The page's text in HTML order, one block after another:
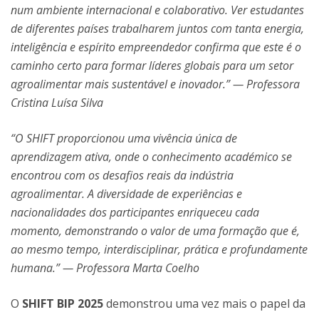
num ambiente internacional e colaborativo. Ver estudantes
de diferentes países trabalharem juntos com tanta energia,
inteligência e espírito empreendedor confirma que este é o
caminho certo para formar líderes globais para um setor
agroalimentar mais sustentável e inovador.” — Professora
Cristina Luísa Silva
“O SHIFT proporcionou uma vivência única de
aprendizagem ativa, onde o conhecimento académico se
encontrou com os desafios reais da indústria
agroalimentar. A diversidade de experiências e
nacionalidades dos participantes enriqueceu cada
momento, demonstrando o valor de uma formação que é,
ao mesmo tempo, interdisciplinar, prática e profundamente
humana.” — Professora Marta Coelho
O SHIFT BIP 2025demonstrou uma vez mais o papel da